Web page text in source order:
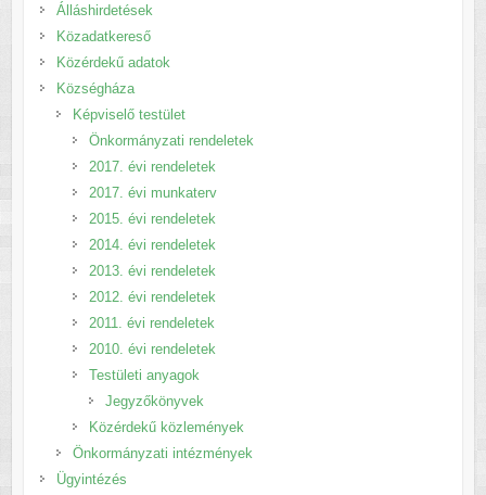
Álláshirdetések
Közadatkereső
Közérdekű adatok
Községháza
Képviselő testület
Önkormányzati rendeletek
2017. évi rendeletek
2017. évi munkaterv
2015. évi rendeletek
2014. évi rendeletek
2013. évi rendeletek
2012. évi rendeletek
2011. évi rendeletek
2010. évi rendeletek
Testületi anyagok
Jegyzőkönyvek
Közérdekű közlemények
Önkormányzati intézmények
Ügyintézés